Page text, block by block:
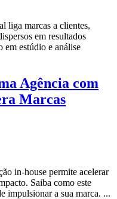
liga marcas a clientes,
em resultados
em estúdio e análise
Agência com
Marcas
in-house permite acelerar
Saiba como este
impulsionar a sua marca. ...